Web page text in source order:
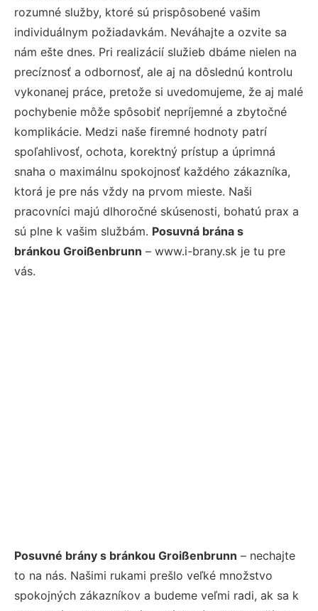
rozumné služby, ktoré sú prispôsobené vašim
individuálnym požiadavkám. Neváhajte a ozvite sa
nám ešte dnes. Pri realizácií služieb dbáme nielen na
precíznosť a odbornosť, ale aj na dôslednú kontrolu
vykonanej práce, pretože si uvedomujeme, že aj malé
pochybenie môže spôsobiť nepríjemné a zbytočné
komplikácie. Medzi naše firemné hodnoty patrí
spoľahlivosť, ochota, korektný prístup a úprimná
snaha o maximálnu spokojnosť každého zákazníka,
ktorá je pre nás vždy na prvom mieste. Naši
pracovníci majú dlhoročné skúsenosti, bohatú prax a
sú plne k vašim službám. Posuvná brána s
bránkou Groißenbrunn – www.i-brany.sk je tu pre
vás.
Posuvné brány s bránkou Groißenbrunn – nechajte
to na nás. Našimi rukami prešlo veľké množstvo
spokojných zákazníkov a budeme veľmi radi, ak sa k